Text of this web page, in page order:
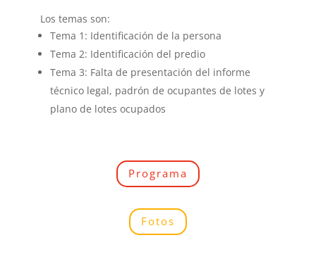
Los temas son:
Tema 1: Identificación de la persona
Tema 2: Identificación del predio
Tema 3: Falta de presentación del informe
técnico legal, padrón de ocupantes de lotes y
plano de lotes ocupados
Programa
Fotos